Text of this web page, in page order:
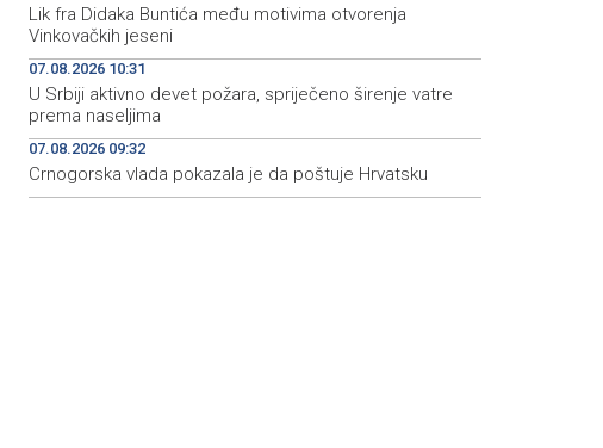
Lik fra Didaka Buntića među motivima otvorenja
Vinkovačkih jeseni
07.08.2026 10:31
U Srbiji aktivno devet požara, spriječeno širenje vatre
prema naseljima
07.08.2026 09:32
Crnogorska vlada pokazala je da poštuje Hrvatsku